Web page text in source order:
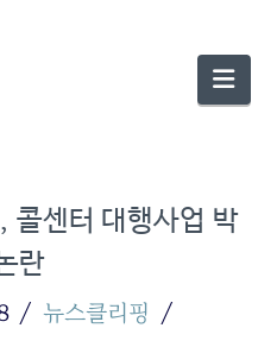
콜센터 대행사업 박
란
뉴스클리핑